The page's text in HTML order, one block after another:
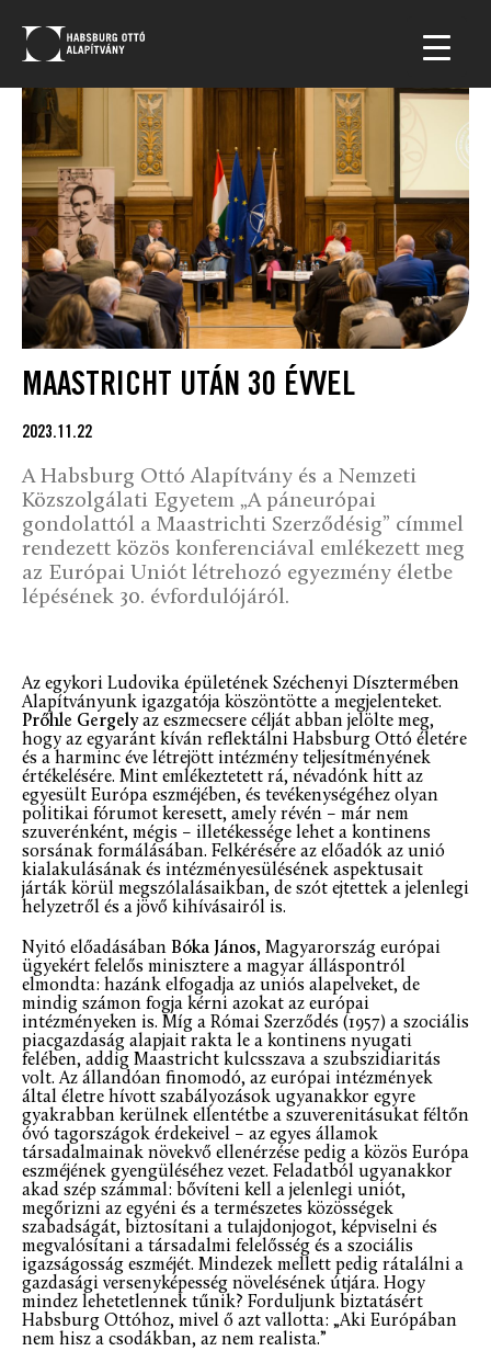
MAASTRICHT UTÁN 30 ÉVVEL
2023.11.22
A Habsburg Ottó Alapítvány és a Nemzeti
Közszolgálati Egyetem „A páneurópai
gondolattól a Maastrichti Szerződésig” címmel
rendezett közös konferenciával emlékezett meg
az Európai Uniót létrehozó egyezmény életbe
lépésének 30. évfordulójáról.
Az egykori Ludovika épületének Széchenyi Dísztermében
Alapítványunk igazgatója köszöntötte a megjelenteket.
Prőhle Gergelyaz eszmecsere célját abban jelölte meg,
hogy az egyaránt kíván reflektálni Habsburg Ottó életére
és a harminc éve létrejött intézmény teljesítményének
értékelésére. Mint emlékeztetett rá, névadónk hitt az
egyesült Európa eszméjében, és tevékenységéhez olyan
politikai fórumot keresett, amely révén – már nem
szuverénként, mégis – illetékessége lehet a kontinens
sorsának formálásában. Felkérésére az előadók az unió
kialakulásának és intézményesülésének aspektusait
járták körül megszólalásaikban, de szót ejtettek a jelenlegi
helyzetről és a jövő kihívásairól is.
Nyitó előadásában Bóka János, Magyarország európai
ügyekért felelős minisztere a magyar álláspontról
elmondta: hazánk elfogadja az uniós alapelveket, de
mindig számon fogja kérni azokat az európai
intézményeken is. Míg a Római Szerződés (1957) a szociális
piacgazdaság alapjait rakta le a kontinens nyugati
felében, addig Maastricht kulcsszava a szubszidiaritás
volt. Az állandóan finomodó, az európai intézmények
által életre hívott szabályozások ugyanakkor egyre
gyakrabban kerülnek ellentétbe a szuverenitásukat féltőn
óvó tagországok érdekeivel – az egyes államok
társadalmainak növekvő ellenérzése pedig a közös Európa
eszméjének gyengüléséhez vezet. Feladatból ugyanakkor
akad szép számmal: bővíteni kell a jelenlegi uniót,
megőrizni az egyéni és a természetes közösségek
szabadságát, biztosítani a tulajdonjogot, képviselni és
megvalósítani a társadalmi felelősség és a szociális
igazságosság eszméjét. Mindezek mellett pedig rátalálni a
gazdasági versenyképesség növelésének útjára. Hogy
mindez lehetetlennek tűnik? Forduljunk biztatásért
Habsburg Ottóhoz, mivel ő azt vallotta: „Aki Európában
nem hisz a csodákban, az nem realista.”